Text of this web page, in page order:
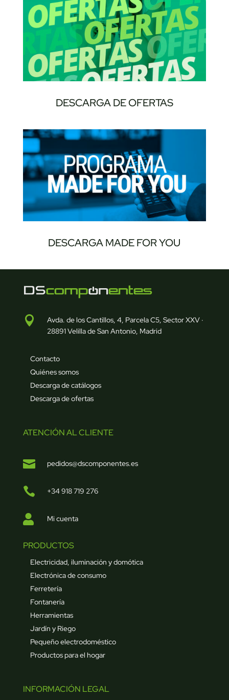
DESCARGA DE OFERTAS
DESCARGA MADE FOR YOU

Avda. de los Cantillos, 4, Parcela C5, Sector XXV ·
28891 Velilla de San Antonio, Madrid
Contacto
Quiénes somos
Descarga de catálogos
Descarga de ofertas
ATENCIÓN AL CLIENTE
 pedidos@dscomponentes.es
 +34 918 719 276
 Mi cuenta
PRODUCTOS
Electricidad, iluminación y domótica
Electrónica de consumo
Ferretería
Fontanería
Herramientas
Jardín y Riego
Pequeño electrodoméstico
Productos para el hogar
INFORMACIÓN LEGAL